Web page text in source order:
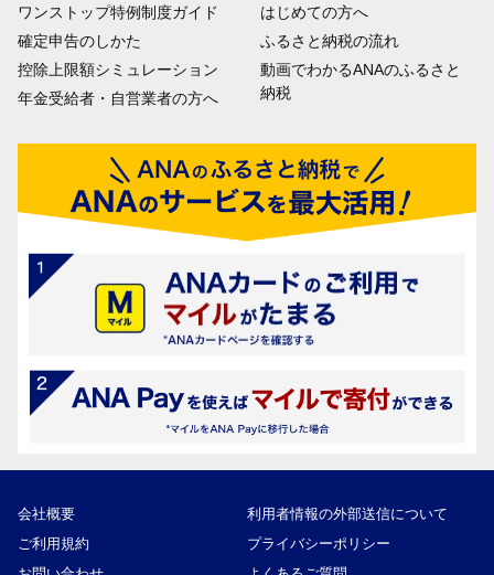
ワンストップ特例制度ガイド
確定申告のしかた
控除上限額シミュレーション
年金受給者・自営業者の方へ
はじめての方へ
ふるさと納税の流れ
動画でわかるANAのふるさと
納税
会社概要
利用者情報の外部送信について
ご利用規約
プライバシーポリシー